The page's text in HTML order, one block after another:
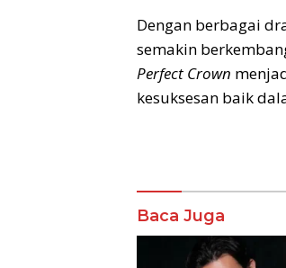
Dengan berbagai
semakin
Perfect Crown
kesuksesan baik
Komentar
Baca Juga